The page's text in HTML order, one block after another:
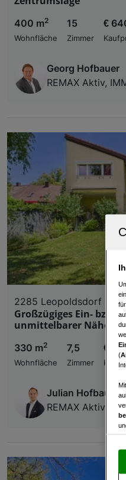
400 m2
Wohnfläche
15
Zimmer
€
Georg Hofbauer
REMAX Aktiv,
2285 Leopoldsdorf im
Großzügiges Ein- bzw.
unmittelbarer Nähe
330 m2
Wohnfläche
7,5
Zimmer
€
Julian Hofbauer
REMAX Aktiv,
(